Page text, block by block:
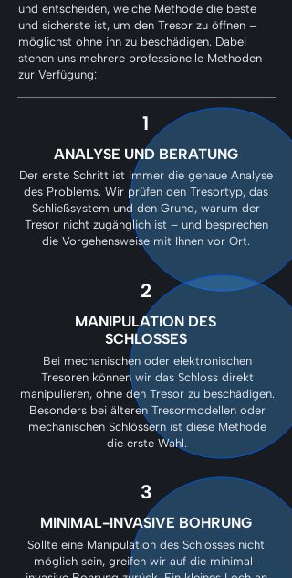
und entscheiden, welche Methode die beste
und sicherste ist, um den Tresor zu öffnen –
möglichst ohne ihn zu beschädigen. Dabei
stehen uns mehrere professionelle Methoden
zur Verfügung:
1
ANALYSE UND BERATUNG
Der erste Schritt ist immer die genaue Analyse
des Problems. Wir prüfen den Tresortyp, das
Schließsystem und den Grund, warum der
Tresor nicht zugänglich ist – und besprechen
die Vorgehensweise mit Ihnen vor Ort.
2
MANIPULATION DES
SCHLOSSES
Bei mechanischen oder elektronischen
Tresoren können wir das Schloss direkt
manipulieren, ohne den Tresor zu beschädigen.
Besonders bei älteren Tresormodellen oder
mechanischen Schlössern ist diese Methode
die erste Wahl.
3
MINIMAL-INVASIVE BOHRUNG
Sollte eine Manipulation des Schlosses nicht
möglich sein, greifen wir auf die minimal-